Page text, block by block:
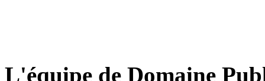
L'équipe de Domaine